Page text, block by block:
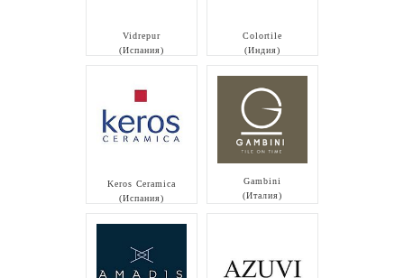
Vidrepur
(Испания)
Colortile
(Индия)
Keros Ceramica
(Испания)
Gambini
(Италия)